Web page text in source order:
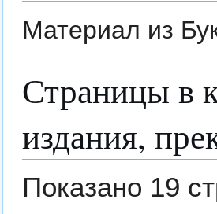
Материал из
к
навигации
к
поиску
Страницы в
издания,
Показано 19